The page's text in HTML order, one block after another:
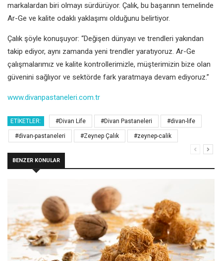
markalardan biri olmayı sürdürüyor. Çalık, bu başarının temelinde
Ar-Ge ve kalite odaklı yaklaşımı olduğunu belirtiyor.
Çalık şöyle konuşuyor: “Değişen dünyayı ve trendleri yakından
takip ediyor, aynı zamanda yeni trendler yaratıyoruz. Ar-Ge
çalışmalarımız ve kalite kontrollerimizle, müşterimizin bize olan
güvenini sağlıyor ve sektörde fark yaratmaya devam ediyoruz.”
www.divanpastaneleri.com.tr
ETIKETLER: #Divan Life #Divan Pastaneleri #divan-life
#divan-pastaneleri #Zeynep Çalık #zeynep-calik
BENZER KONULAR